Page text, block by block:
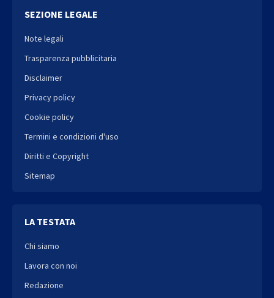
SEZIONE LEGALE
Note legali
Trasparenza pubblicitaria
Disclaimer
Privacy policy
Cookie policy
Termini e condizioni d'uso
Diritti e Copyright
Sitemap
LA TESTATA
Chi siamo
Lavora con noi
Redazione